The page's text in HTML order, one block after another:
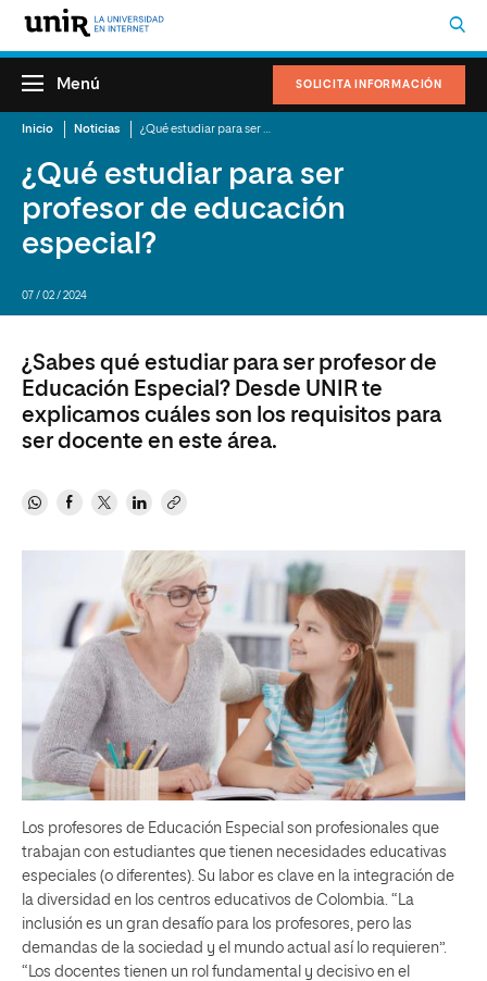
SOLICITA INFORMACIÓN
Menú
Inicio Noticias
¿Qué estudiar para ser
profesor de educación
especial?
07 / 02 / 2024
¿Sabes qué estudiar para ser profesor de
Educación Especial? Desde UNIR te
explicamos cuáles son los requisitos para
ser docente en este área.
Los profesores de Educación Especial son profesionales que
trabajan con estudiantes que tienen necesidades educativas
especiales (o diferentes). Su labor es clave en la integración de
la diversidad en los centros educativos de Colombia. “La
inclusión es un gran desafío para los profesores, pero las
demandas de la sociedad y el mundo actual así lo requieren”.
“Los docentes tienen un rol fundamental y decisivo en el